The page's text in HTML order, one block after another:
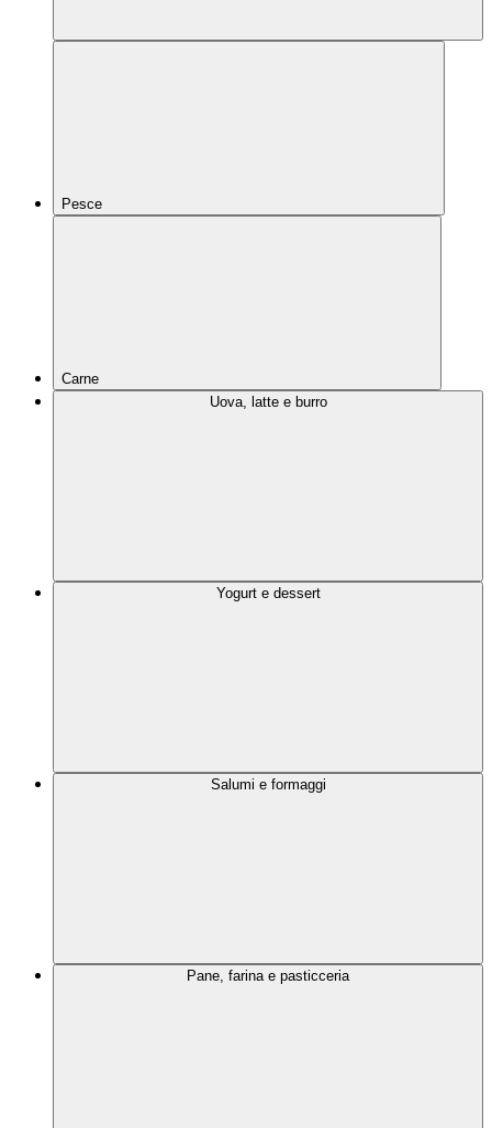
Pesce
Carne
Uova, latte e burro
Yogurt e dessert
Salumi e formaggi
Pane, farina e pasticceria